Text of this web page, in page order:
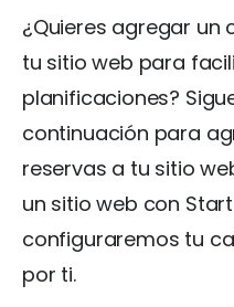
¿Quieres agregar un
tu sitio web para
planificaciones?
continuación para
reservas a tu sitio
un sitio web con
configuraremos tu
por ti.